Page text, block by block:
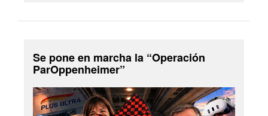
Se pone en marcha la “Operación
ParOppenheimer”